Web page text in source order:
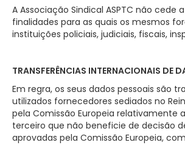
A Associação Sindical ASPTC não
finalidades para as quais os mesmos
instituições policiais, judiciais, fiscais,
TRANSFERÊNCIAS INTERNACIONAIS DE
Em regra, os seus dados pessoais são
utilizados fornecedores sediados no
pela Comissão Europeia relativamente
terceiro que não beneficie de decisão
aprovadas pela Comissão Europeia,